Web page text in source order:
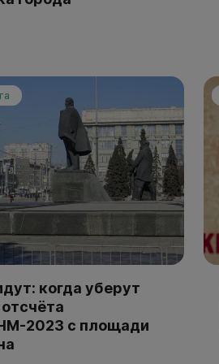
когда уберут
2023 с площади